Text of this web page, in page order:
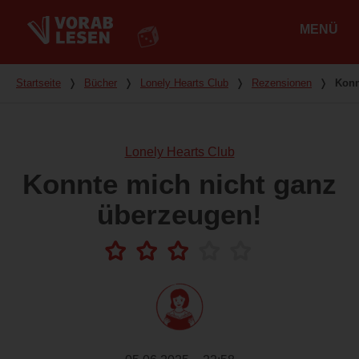
MENÜ
Du bist hier
Startseite ❭ Bücher ❭ Lonely Hearts Club ❭ Rezensionen ❭
Lonely Hearts Club
Konnte mich nicht ganz
überzeugen!